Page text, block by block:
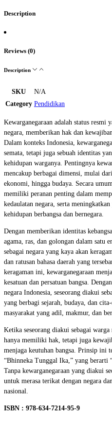
Description
Reviews (0)
Description
SKU
N/A
Category Pendidikan
Kewarganegaraan adalah status resmi
negara, memberikan hak dan
Dalam konteks Indonesia,
semata, tetapi juga sebuah identitas
kehidupan warganya. Pentingnya
mencakup berbagai dimensi, mulai
ekonomi, hingga budaya. Secara
memiliki peranan penting dalam
kedaulatan negara, serta
kehidupan berbangsa dan bernegara.
Dengan memberikan identitas
agama, ras, dan golongan dalam satu
sebagai negara yang kaya akan
dan ratusan bahasa daerah yang
keragaman ini, kewarganegaraan
kesatuan dan persatuan bangsa.
negara Indonesia, seseorang diakui
yang berbagi sejarah, budaya, dan
masyarakat yang adil, makmur, dan
Ketika seseorang diakui sebagai
hanya memiliki hak, tetapi juga
menjaga keutuhan bangsa. Prinsip ini
“Bhinneka Tunggal Ika,” yang berarti
Tanpa kewarganegaraan yang diakui
untuk merasa terikat dengan negara
nasional.
ISBN : 978-634-7214-95-9